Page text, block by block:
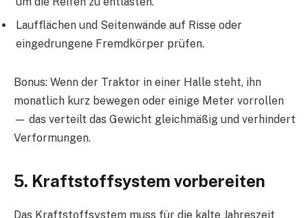
Laufflächen und Seitenwände auf Risse oder
eingedrungene Fremdkörper prüfen.
Bonus: Wenn der Traktor in einer Halle steht, ihn
monatlich kurz bewegen oder einige Meter vorrollen
— das verteilt das Gewicht gleichmäßig und verhindert
Verformungen.
5. Kraftstoffsystem vorbereiten
Das Kraftstoffsystem muss für die kalte Jahreszeit